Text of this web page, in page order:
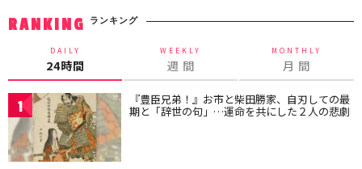
RANKING ランキング
DAILY
24時間
WEEKLY
週 間
MONTHLY
月 間
1 『豊臣兄弟！』お市と柴田勝家、自刃しての最
期と「辞世の句」…運命を共にした２人の悲劇